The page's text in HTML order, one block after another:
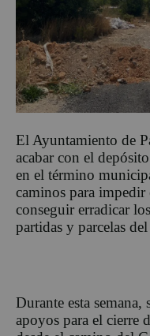
El Ayuntamiento de
acabar con el
en el término
caminos para
conseguir erradicar
partidas y parcelas
Durante esta
apoyos para el cierre